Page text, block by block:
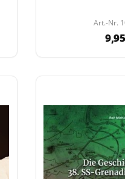
Art.-Nr.